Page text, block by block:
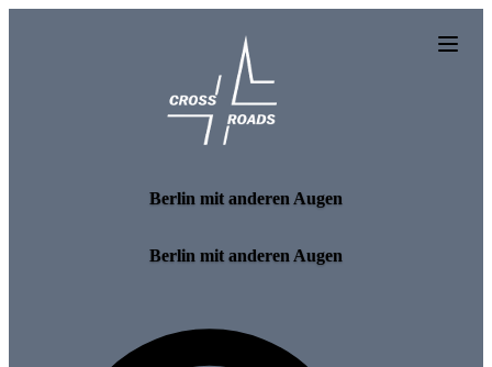
Berlin mit anderen Augen
Berlin mit anderen Augen